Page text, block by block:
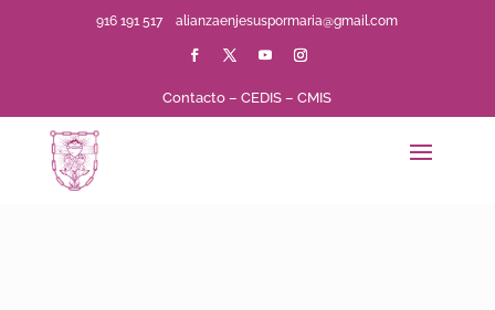
916 191 517alianzaenjesuspormaria@gmail.com
Contacto –CEDIS –CMIS